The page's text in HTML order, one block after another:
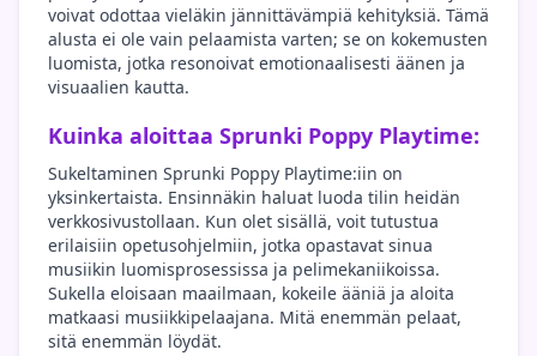
voivat odottaa vieläkin jännittävämpiä kehityksiä. Tämä
alusta ei ole vain pelaamista varten; se on kokemusten
luomista, jotka resonoivat emotionaalisesti äänen ja
visuaalien kautta.
Kuinka aloittaa Sprunki Poppy Playtime:
Sukeltaminen Sprunki Poppy Playtime:iin on
yksinkertaista. Ensinnäkin haluat luoda tilin heidän
verkkosivustollaan. Kun olet sisällä, voit tutustua
erilaisiin opetusohjelmiin, jotka opastavat sinua
musiikin luomisprosessissa ja pelimekaniikoissa.
Sukella eloisaan maailmaan, kokeile ääniä ja aloita
matkaasi musiikkipelaajana. Mitä enemmän pelaat,
sitä enemmän löydät.